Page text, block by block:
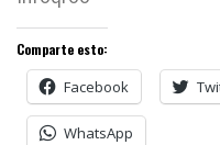
Comparte esto:
Facebook
WhatsApp